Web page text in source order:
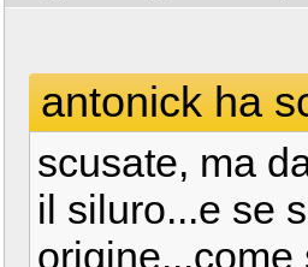
antonick ha
scusate, ma
il siluro...e se
origine...come